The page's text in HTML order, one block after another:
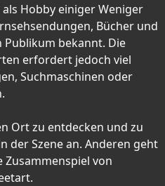
als Hobby einiger Weniger
Bücher und
Publikum bekannt. Die
erfordert jedoch viel
Suchmaschinen oder
Ort zu entdecken und zu
der Szene an. Anderen geht
Zusammenspiel von